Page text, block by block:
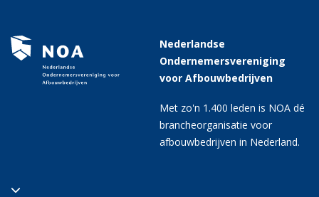
Nederlandse
Ondernemersvereniging
voor Afbouwbedrijven
Met zo'n 1.400 leden is NOA dé
brancheorganisatie voor
afbouwbedrijven in Nederland.